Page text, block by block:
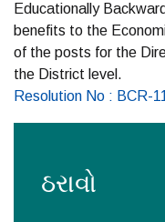
Educationally
benefits to the
of the posts for the
the District level.
Resolution No : BCR-
ઠરાવો